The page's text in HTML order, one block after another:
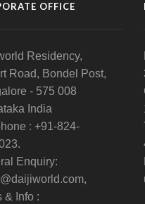
OFFICE
Residency,
Road, Bondel Post,
- 575 008
India
: +91-824-
Enquiry:
& Info :